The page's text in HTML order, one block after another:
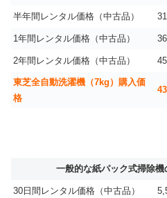
半年間レンタル価格（中古品）
1年間レンタル価格（中古品）
2年間レンタル価格（中古品）
東芝全自動洗濯機（7kg）購入価
格
一般的な紙パック式掃除
30日間レンタル価格（中古品）